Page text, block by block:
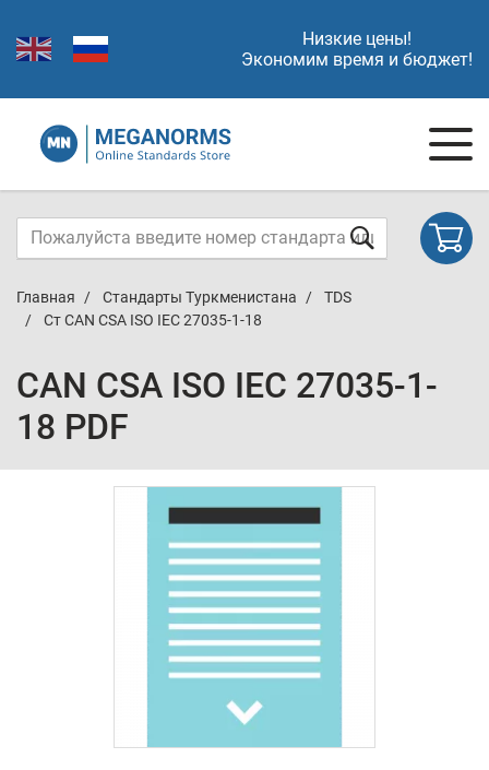
Низкие цены!
Экономим время и бюджет!
Главная Стандарты Туркменистана
TDS
Ст CAN CSA ISO IEC 27035-1-18
CAN CSA ISO IEC 27035-1-
18 PDF